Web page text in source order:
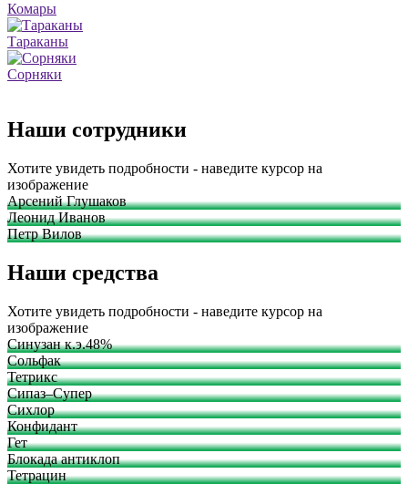
Комары
Тараканы
Сорняки
Наши сотрудники
Хотите увидеть подробности - наведите курсор на
изображение
Арсений Глушаков
Леонид Иванов
Петр Вилов
Наши средства
Хотите увидеть подробности - наведите курсор на
изображение
Синузан к.э.48%
Сольфак
Тетрикс
Сипаз–Супер
Сихлор
Конфидант
Гет
Блокада антиклоп
Тетрацин